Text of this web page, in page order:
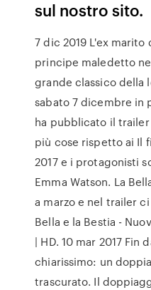
sul nostro sito.
7 dic 2019 L'ex
principe maledetto
grande classico della
sabato 7 dicembre in
ha pubblicato il
più cose rispetto ai Il
2017 e i protagonisti
Emma Watson. La
a marzo e nel trailer
Bella e la Bestia -
| HD. 10 mar 2017 Fin
chiarissimo: un
trascurato. Il